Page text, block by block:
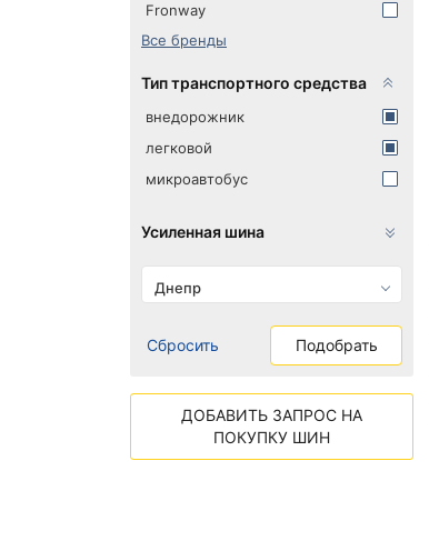
Fronway
Все бренды
Тип транспортного средства
внедорожник
легковой
микроавтобус
Усиленная шина
Днепр
Сбросить Подобрать
ДОБАВИТЬ ЗАПРОС НА
ПОКУПКУ ШИН